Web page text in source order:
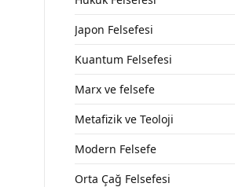
Japon Felsefesi
Kuantum Felsefesi
Marx ve felsefe
Metafizik ve Teoloji
Modern Felsefe
Orta Çağ Felsefesi